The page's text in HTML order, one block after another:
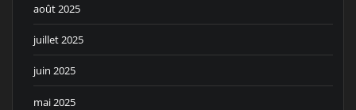
août 2025
juillet 2025
juin 2025
mai 2025